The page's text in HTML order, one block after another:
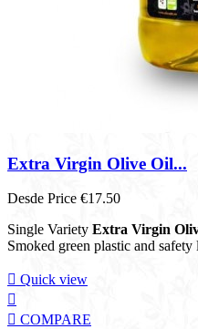
Extra Virgin Olive Oil...
Desde Price €17.50
Single Variety Extra Virgin
Smoked green plastic and
 Quick view

 COMPARE